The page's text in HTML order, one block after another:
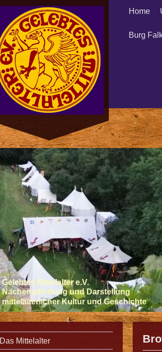
Home
Burg
Gelebtes Mittelalter e.V.
Nachempfindung und Darstellung
mittelalterlicher Kultur und Geschichte
Das Mittelalter